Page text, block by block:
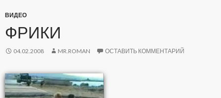
ВИДЕО
ФРИКИ
04.02.2008 MR.ROMAN ОСТАВИТЬ КОММЕНТАРИЙ